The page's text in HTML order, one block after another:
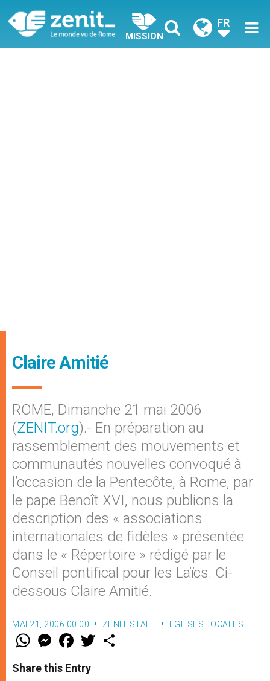
MISSION
FR
Claire Amitié
ROME, Dimanche 21 mai 2006
(ZENIT.org).- En préparation au
rassemblement des mouvements et
communautés nouvelles convoqué à
l’occasion de la Pentecôte, à Rome, par
le pape Benoît XVI, nous publions la
description des « associations
internationales de fidèles » présentée
dans le « Répertoire » rédigé par le
Conseil pontifical pour les Laïcs. Ci-
dessous Claire Amitié.
MAI 21, 2006 00:00 ZENIT STAFF EGLISES LOCALES
W
t
s
M
e
s
e
F
a
e
b
w
Share this Entry